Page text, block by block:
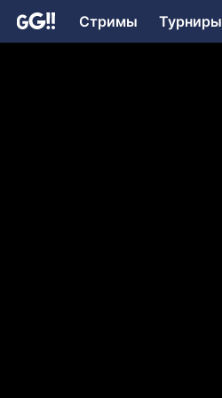
Стримы Турниры